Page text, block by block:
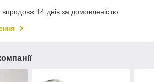
14 днів за домовленістю